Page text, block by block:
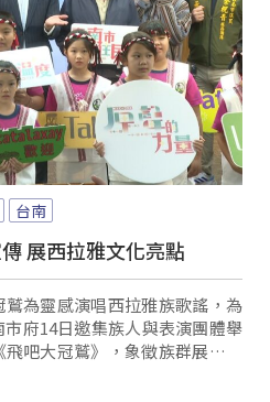
台南
展西拉雅文化亮點
為靈感演唱西拉雅族歌謠，為
府14日邀集族人與表演團體舉
吧大冠鷲》，象徵族群展翅高
樂舞展演。